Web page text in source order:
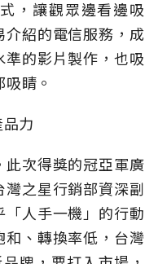
，讓觀眾邊看邊吸
紹的電信服務，成
的影片製作，也吸
睛。
力
次得獎的冠亞軍廣
之星行銷部資深副
人手一機」的行動
、轉換率低，台灣